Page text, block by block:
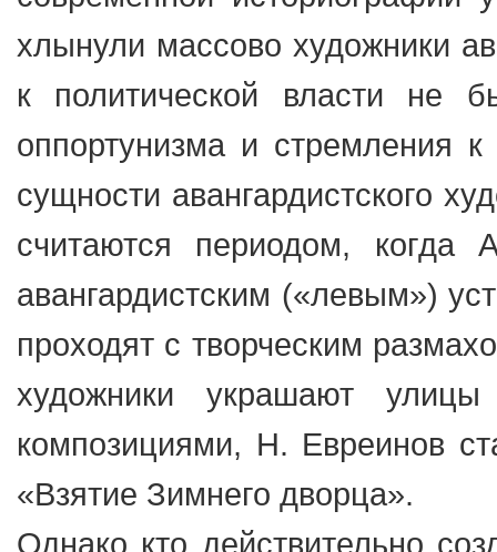
хлынули массово художники
к политической власти не
оппортунизма и стремления
сущности авангардистского
считаются периодом, когда
авангардистским («левым»)
проходят с творческим
художники украшают
композициями, Н. Евреинов
«Взятие Зимнего дворца».
Однако кто действительно